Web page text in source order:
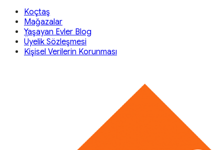
Koçtaş
Mağazalar
Yaşayan Evler Blog
Üyelik Sözleşmesi
Kişisel Verilerin Korunması